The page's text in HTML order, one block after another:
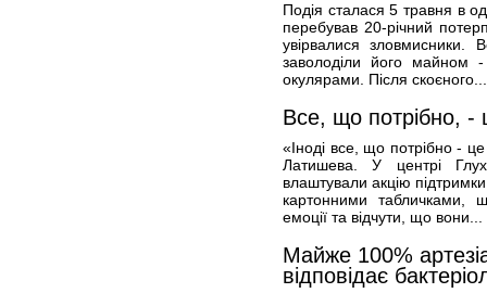
Подія сталася 5 травня в
перебував 20-річний
увірвалися зловмисники.
заволоділи його майном
окулярами. Після
Все, що потрібно, -
«Іноді все, що потрібно -
Латишева. У центрі
влаштували акцію
картонними табличками,
емоції та відчути, що вони...
Майже 100%
відповідає